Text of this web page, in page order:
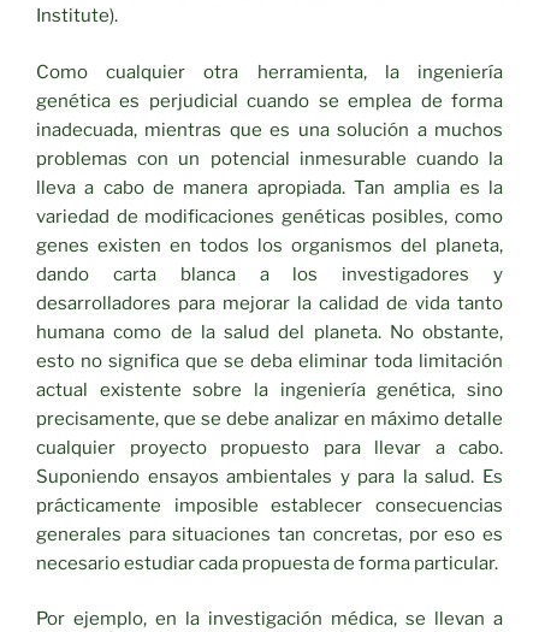
Institute).
Como cualquier otra herramienta, la ingeniería
genética es perjudicial cuando se emplea de forma
inadecuada, mientras que es una solución a muchos
problemas con un potencial inmesurable cuando la
lleva a cabo de manera apropiada. Tan amplia es la
variedad de modificaciones genéticas posibles, como
genes existen en todos los organismos del planeta,
dando carta blanca a los investigadores y
desarrolladores para mejorar la calidad de vida tanto
humana como de la salud del planeta. No obstante,
esto no significa que se deba eliminar toda limitación
actual existente sobre la ingeniería genética, sino
precisamente, que se debe analizar en máximo detalle
cualquier proyecto propuesto para llevar a cabo.
Suponiendo ensayos ambientales y para la salud. Es
prácticamente imposible establecer consecuencias
generales para situaciones tan concretas, por eso es
necesario estudiar cada propuesta de forma particular.
Por ejemplo, en la investigación médica, se llevan a